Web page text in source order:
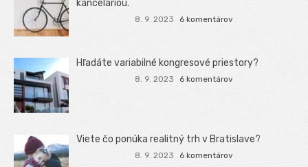
kanceláriou.
8. 9. 2023 6 komentárov
Hľadáte variabilné kongresové priestory?
8. 9. 2023 6 komentárov
Viete čo ponúka realitný trh v Bratislave?
8. 9. 2023 6 komentárov